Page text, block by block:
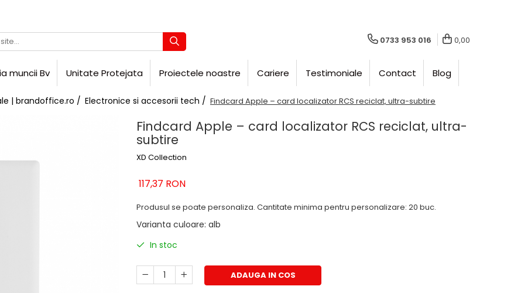
0733 953 016 0,00
muncii Bv Unitate Protejata Proiectele noastre Cariere Testimoniale Contact Blog
| brandoffice.ro / Electronice si accesorii tech / Findcard Apple – card localizator RCS reciclat, ultra-subtire
Findcard Apple – card localizator RCS reciclat, ultra-
subtire
XD Collection
117,37 RON
Produsul se poate personaliza. Cantitate minima pentru personalizare: 20 buc.
Varianta culoare: alb
In stoc
ADAUGA IN COS